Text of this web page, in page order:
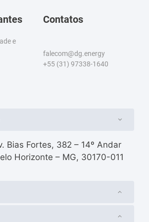
e
Contatos
falecom@dg.energy
+55 (31) 97338-1640
Bias Fortes, 382 – 14º Andar
Horizonte – MG, 30170-011